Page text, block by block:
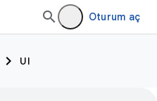
Oturum aç
UI